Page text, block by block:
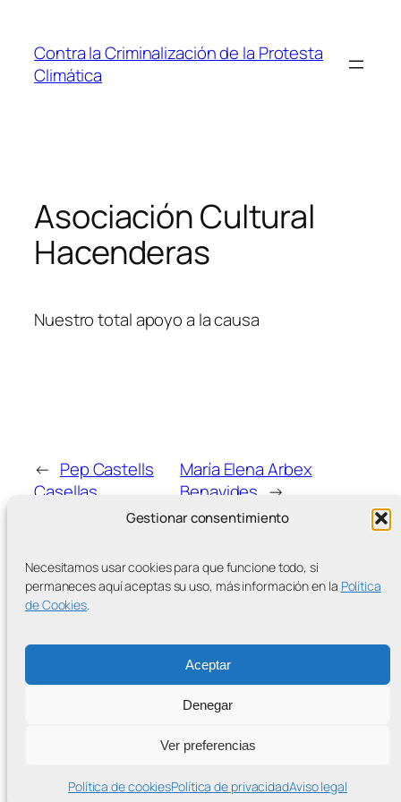
Gestionar consentimiento
Necesitamos usar cookies para que funcione todo, si
permaneces aquí aceptas su uso, más información en la Política
de Cookies.
Aceptar
Denegar
Ver preferencias
Política de cookiesPolítica de privacidadAviso legal
contenido
Contra la Criminalización de la Protesta
Climática
Asociación Cultural
Hacenderas
Nuestro total apoyo a la causa
← Pep Castells
Casellas
María Elena Arbex
Benavides →
WordPress